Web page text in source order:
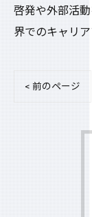
啓発や外部活
界でのキャリ
< 前のページ